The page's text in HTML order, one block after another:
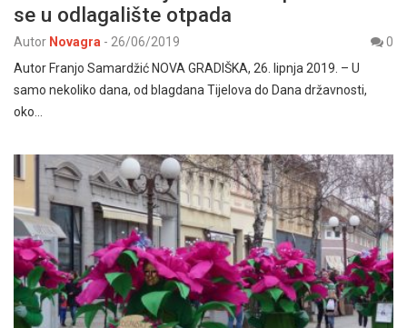
se u odlagalište otpada
Autor Novagra - 26/06/2019
0
Autor Franjo Samardžić NOVA GRADIŠKA, 26. lipnja 2019. – U
samo nekoliko dana, od blagdana Tijelova do Dana državnosti,
oko…